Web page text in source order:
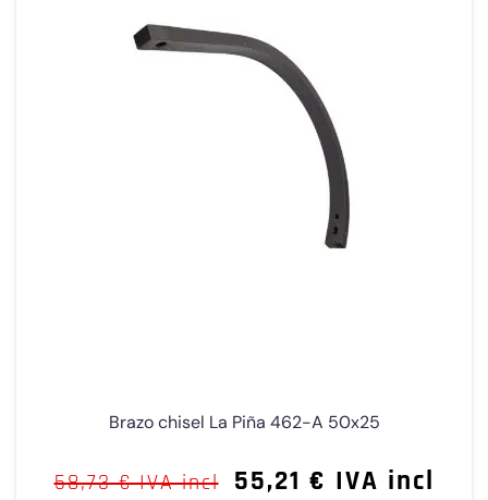
Brazo chisel La Piña 462-A 50x25
58,73 € IVA incl 55,21 € IVA incl